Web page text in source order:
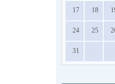
17 18
24 25
31